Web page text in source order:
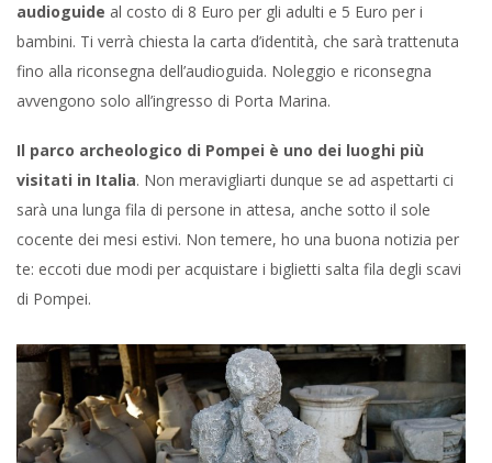
audioguide al costo di 8 Euro per gli adulti e 5 Euro per i
bambini. Ti verrà chiesta la carta d’identità, che sarà trattenuta
fino alla riconsegna dell’audioguida. Noleggio e riconsegna
avvengono solo all’ingresso di Porta Marina.
Il parco archeologico di Pompei è uno dei luoghi più
visitati in Italia. Non meravigliarti dunque se ad aspettarti ci
sarà una lunga fila di persone in attesa, anche sotto il sole
cocente dei mesi estivi. Non temere, ho una buona notizia per
te: eccoti due modi per acquistare i biglietti salta fila degli scavi
di Pompei.